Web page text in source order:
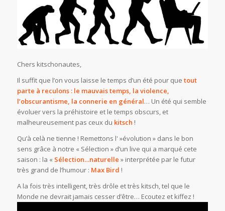
Chers kitschonautes,
Il suffit que l’on vous laisse le temps d’un été pour que tout
parte à reculons : le mauvais temps, la violence,
l’obscurantisme, la connerie en général… Un été qui semble
évoluer vers la préhistoire et le temps obscurs, et
malheureusement pas ceux du kitsch !
Qu’à celà ne tienne ! Remettons l' »évolution » dans le bon
sens grâce à notre « Sélection » d’un live qui a marqué cete
saison : la « Sélection…naturelle » interprétée par le futur
très grand de l’humour : Max Bird !
A la fois très intelligent, très drôle et très kitsch, tel que le
Monde ne devrait jamais cesser d’être… Ecoutez et kiffez !